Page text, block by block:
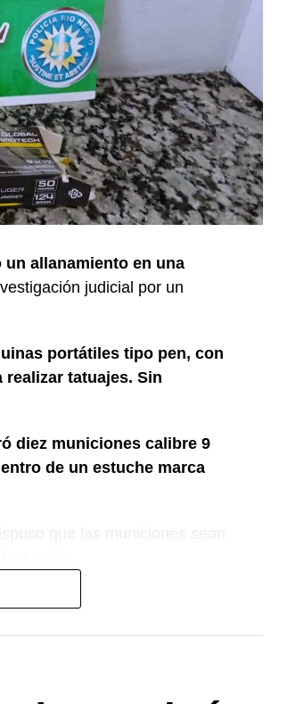
un allanamiento en una
judicial por un
portátiles tipo pen, con
tatuajes. Sin
diez municiones calibre 9
de un estuche marca